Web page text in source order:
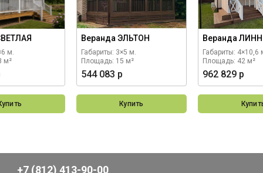
м.
м²
Веранда ЭЛЬТОН
Габариты: 3×5 м.
Площадь: 15 м²
544 083 р
Купить
Веранда
Габариты: 4×10,6
Площадь: 42 м²
962 829 р
+7 (812) 413-90-00